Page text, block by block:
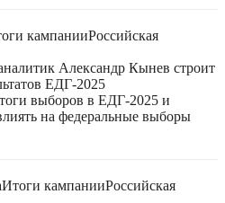
кампанииРоссийская
Александр Кынев строит
ЕДГ-2025
выборов в ЕДГ-2025 и
на федеральные выборы
Итоги кампанииРоссийская